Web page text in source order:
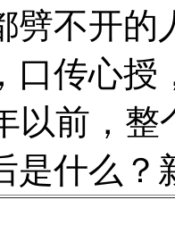
不开的
传心授
前，整
什么？